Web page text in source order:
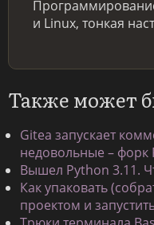
и Linux, тонкая
Также может
Gitea запускает
недовольные – форк
Вышел Python 3.11.
Как упаковать
проектом и